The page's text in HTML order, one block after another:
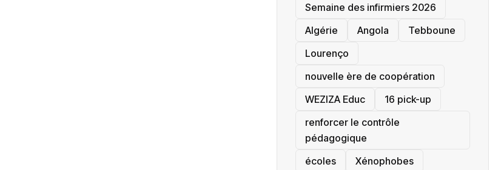
Semaine des infirmiers 2026
‎Algérie
Angola
Tebboune
Lourenço
nouvelle ère de coopération
‎WEZIZA Educ
16 pick-up
renforcer le contrôle
pédagogique
écoles
‎Xénophobes